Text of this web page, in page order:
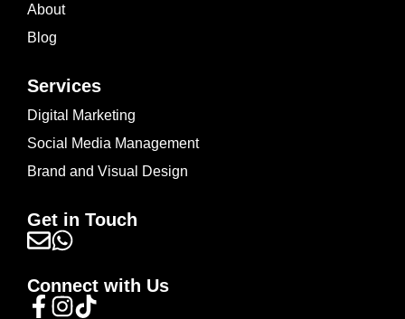
About
Blog
Services
Digital Marketing
Social Media Management
Brand and Visual Design
Get in Touch
Connect with Us